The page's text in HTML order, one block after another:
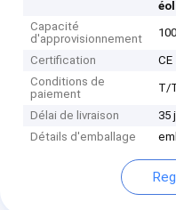
Capacité
d'approvisionnement
Certification
CE
Conditions de
paiement
T/
Délai de livraison
35
Détails d'emballage